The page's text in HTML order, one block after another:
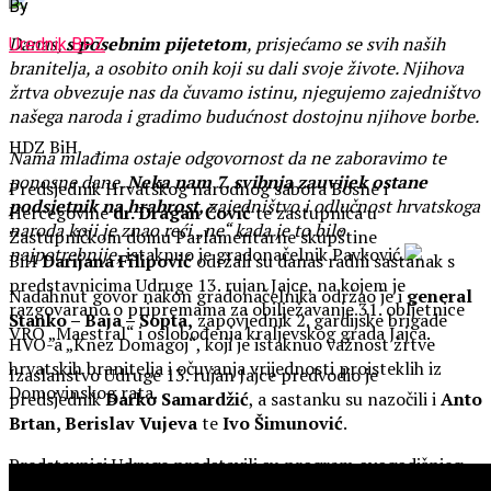
Danas,s posebnim pijetetom, prisjećamo se svih naših
branitelja, a osobito onih koji su dali svoje živote. Njihova
žrtva obvezuje nas da čuvamo istinu, njegujemo zajedništvo
našega naroda i gradimo budućnost dostojnu njihove borbe.
Nama mlađima ostaje odgovornost da ne zaboravimo te
ponosne dane.Neka nam 7. svibnja zauvijek ostane
podsjetnik na hrabrost,zajedništvo i odlučnost hrvatskoga
naroda koji je znao reći „ne“ kada je to bilo
najpotrebnije,istaknuo je gradonačelnik Pavković.
Nadahnut govor nakon gradonačelnika održao je igeneral
Stanko – Baja – Sopta,zapovjednik 2. gardijske brigade
HVO-a „Knez Domagoj“, koji je istaknuo važnost žrtve
hrvatskih branitelja i očuvanja vrijednosti proisteklih iz
Domovinskog rata.
By
Urednik BPZ
HDZ BiH
Predsjednik Hrvatskog narodnog sabora Bosne i
Hercegovinedr. Dragan Čovićte zastupnica u
Zastupničkom domu Parlamentarne skupštine
BiHDarijana Filipovićodržali su danas radni sastanak s
predstavnicima Udruge 13. rujan Jajce, na kojem je
razgovarano o pripremama za obilježavanje 31. obljetnice
VRO „Maestral“ i oslobođenja kraljevskog grada Jajca.
Izaslanstvo Udruge 13. rujan Jajce predvodio je
predsjednikDarko Samardžić, a sastanku su nazočili iAnto
Brtan, Berislav VujevateIvo Šimunović.
Predstavnici Udruge predstavili su program ovogodišnjeg